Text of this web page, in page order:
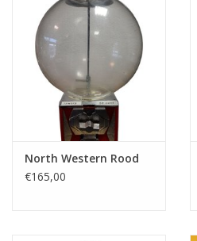
North Western Rood
€165,00